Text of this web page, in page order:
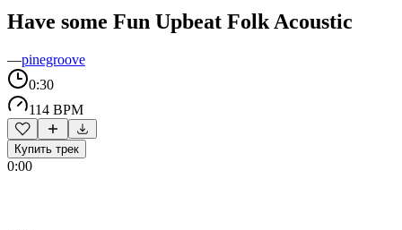
Have some Fun Upbeat Folk Acoustic
—pinegroove
0:30
114 BPM
Купить трек
0:00